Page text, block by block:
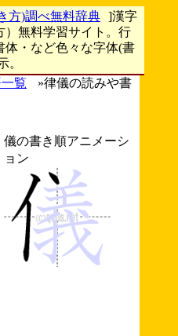
方)調べ無料辞典 ]漢字
）無料学習サイト。行
体・など色々な字体(書
。
覧
»律儀の読みや書
儀の書き順アニメーシ
ョン